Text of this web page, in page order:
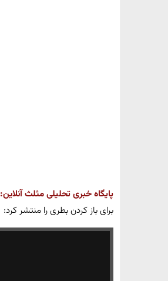
پایگاه خبری تحلیلی مثلث آنلاین:
برای باز کردن بطری را منتشر کرد: